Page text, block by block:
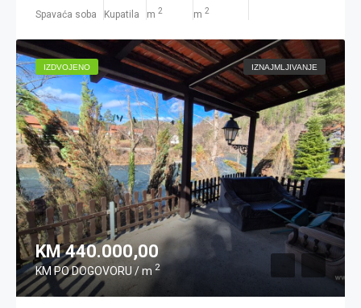
Spavaća soba Kupatila m 2 m 2
IZDVOJENO IZNAJMLJIVANJE
KM 440.000,00
KM PO DOGOVORU / m 2